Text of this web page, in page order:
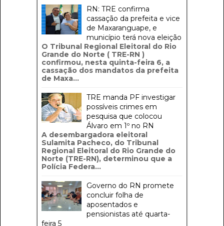
RN: TRE confirma
cassação da prefeita e vice
de Maxaranguape, e
município terá nova eleição
O Tribunal Regional Eleitoral do Rio
Grande do Norte ( TRE-RN )
confirmou, nesta quinta-feira 6, a
cassação dos mandatos da prefeita
de Maxa...
TRE manda PF investigar
possíveis crimes em
pesquisa que colocou
Álvaro em 1º no RN
A desembargadora eleitoral
Sulamita Pacheco, do Tribunal
Regional Eleitoral do Rio Grande do
Norte (TRE-RN), determinou que a
Polícia Federa...
Governo do RN promete
concluir folha de
aposentados e
pensionistas até quarta-
feira 5